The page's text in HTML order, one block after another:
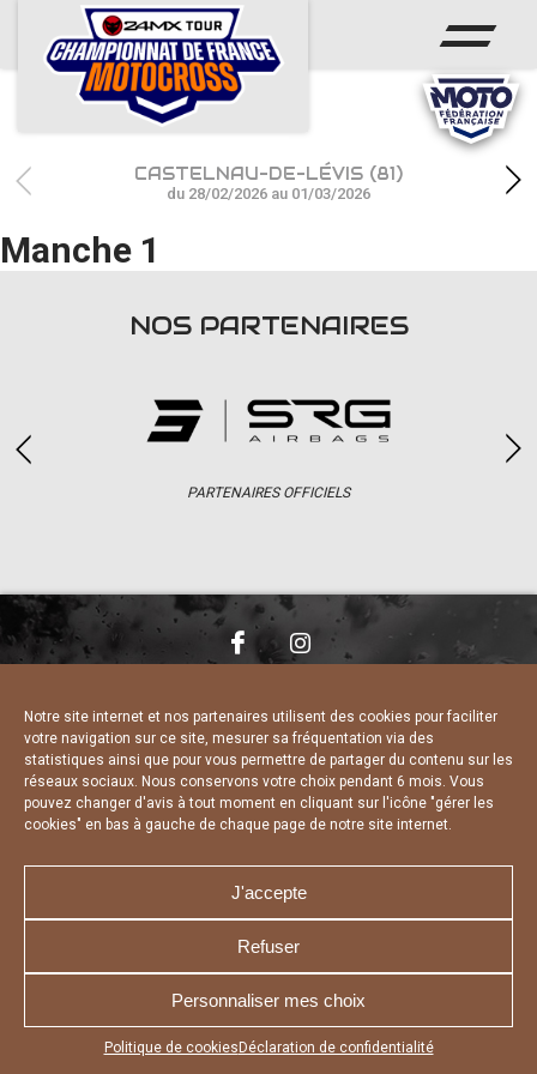
Notre site internet et nos partenaires utilisent des cookies pour faciliter
votre navigation sur ce site, mesurer sa fréquentation via des
statistiques ainsi que pour vous permettre de partager du contenu sur les
réseaux sociaux. Nous conservons votre choix pendant 6 mois. Vous
pouvez changer d'avis à tout moment en cliquant sur l'icône "gérer les
cookies" en bas à gauche de chaque page de notre site internet.
J'accepte
Refuser
Personnaliser mes choix
Politique de cookies Déclaration de confidentialité
Appuyez sur le bouton partager en bas de votre
ACCUEIL
ACTUS
CALENDRIER
RÉSULTATS
PHOTOS / WEB TV
CASTELNAU-DE-LÉVIS (81)
du 28/02/2026 au 01/03/2026
Manche 1
NOS PARTENAIRES
PARTENAIRES OFFICIELS
CHARTE DE CONFIDENTIALITÉ
DÉCLARATION DE CONFIDENTIALITÉ
POLITIQUE D’UTILISATION DES COOKIES
RÉALISÉ PAR L’AGENCE WEB A3 WEB